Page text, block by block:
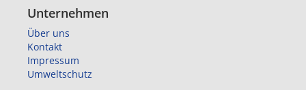
Unternehmen
Über uns
Kontakt
Impressum
Umweltschutz